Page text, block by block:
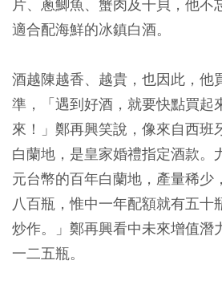
片、蔥鯽魚、蟹肉及干貝，他不
適合配海鮮的冰鎮白酒。
酒越陳越香、越貴，也因此，他
準，「遇到好酒，就要快點買起
來！」鄭再興笑說，像來自西班
白蘭地，是皇家婚禮指定酒款。
元台幣的百年白蘭地，產量稀少
八百瓶，惟中一年配額就有五十
炒作。」鄭再興看中未來增值潛
一二五瓶。